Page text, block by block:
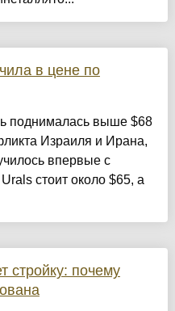
в цене по
поднималась выше $68
Израиля и Ирана,
впервые с
стоит около $65, а
стройку: почему